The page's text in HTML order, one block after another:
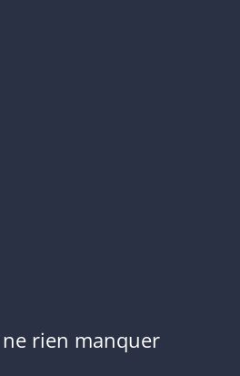
rien manquer